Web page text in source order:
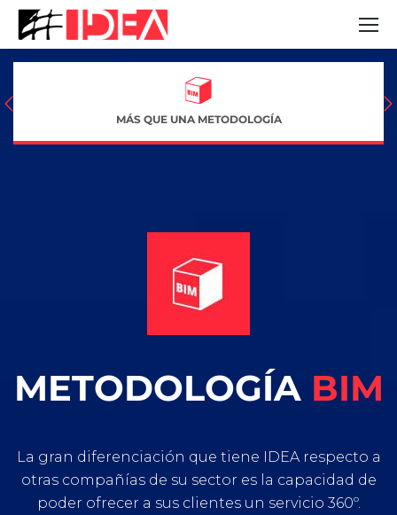
MÁS QUE UNA METODOLOGÍA
METODOLOGÍA BIM
La gran diferenciación que tiene IDEA respecto a
otras compañías de su sector es la capacidad de
poder ofrecer a sus clientes un servicio 360º.